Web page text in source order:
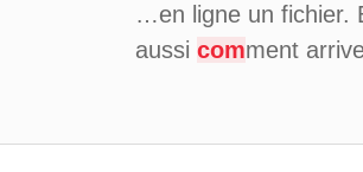
…en ligne un fichier.
aussi comment